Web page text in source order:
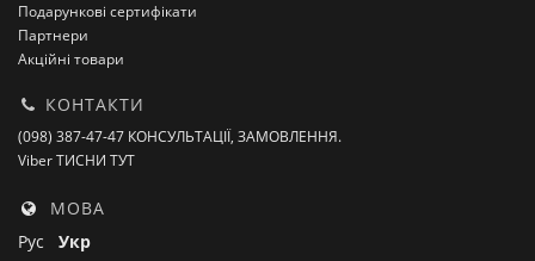
Подарункові сертифікати
Партнери
Акційні товари
КОНТАКТИ
(098) 387-47-47 КОНСУЛЬТАЦІЇ, ЗАМОВЛЕННЯ.
Viber ТИСНИ ТУТ
МОВА
Рус Укр